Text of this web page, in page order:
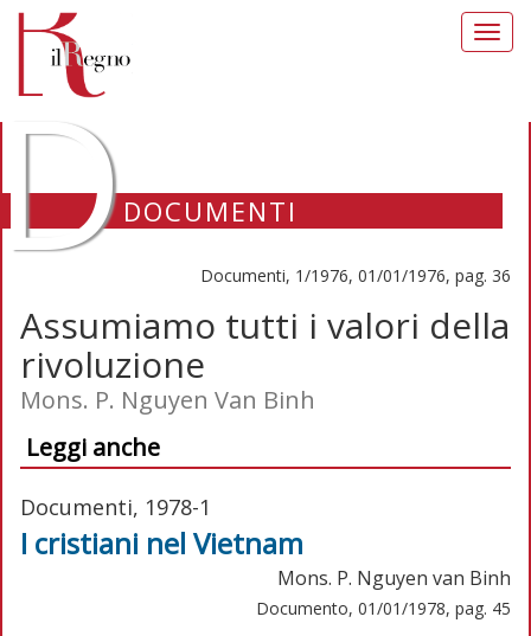
DOCUMENTI
Documenti, 1/1976, 01/01/1976, pag. 36
Assumiamo tutti i valori della
rivoluzione
Mons. P. Nguyen Van Binh
Leggi anche
Documenti, 1978-1
I cristiani nel Vietnam
Mons. P. Nguyen van Binh
Documento, 01/01/1978, pag. 45